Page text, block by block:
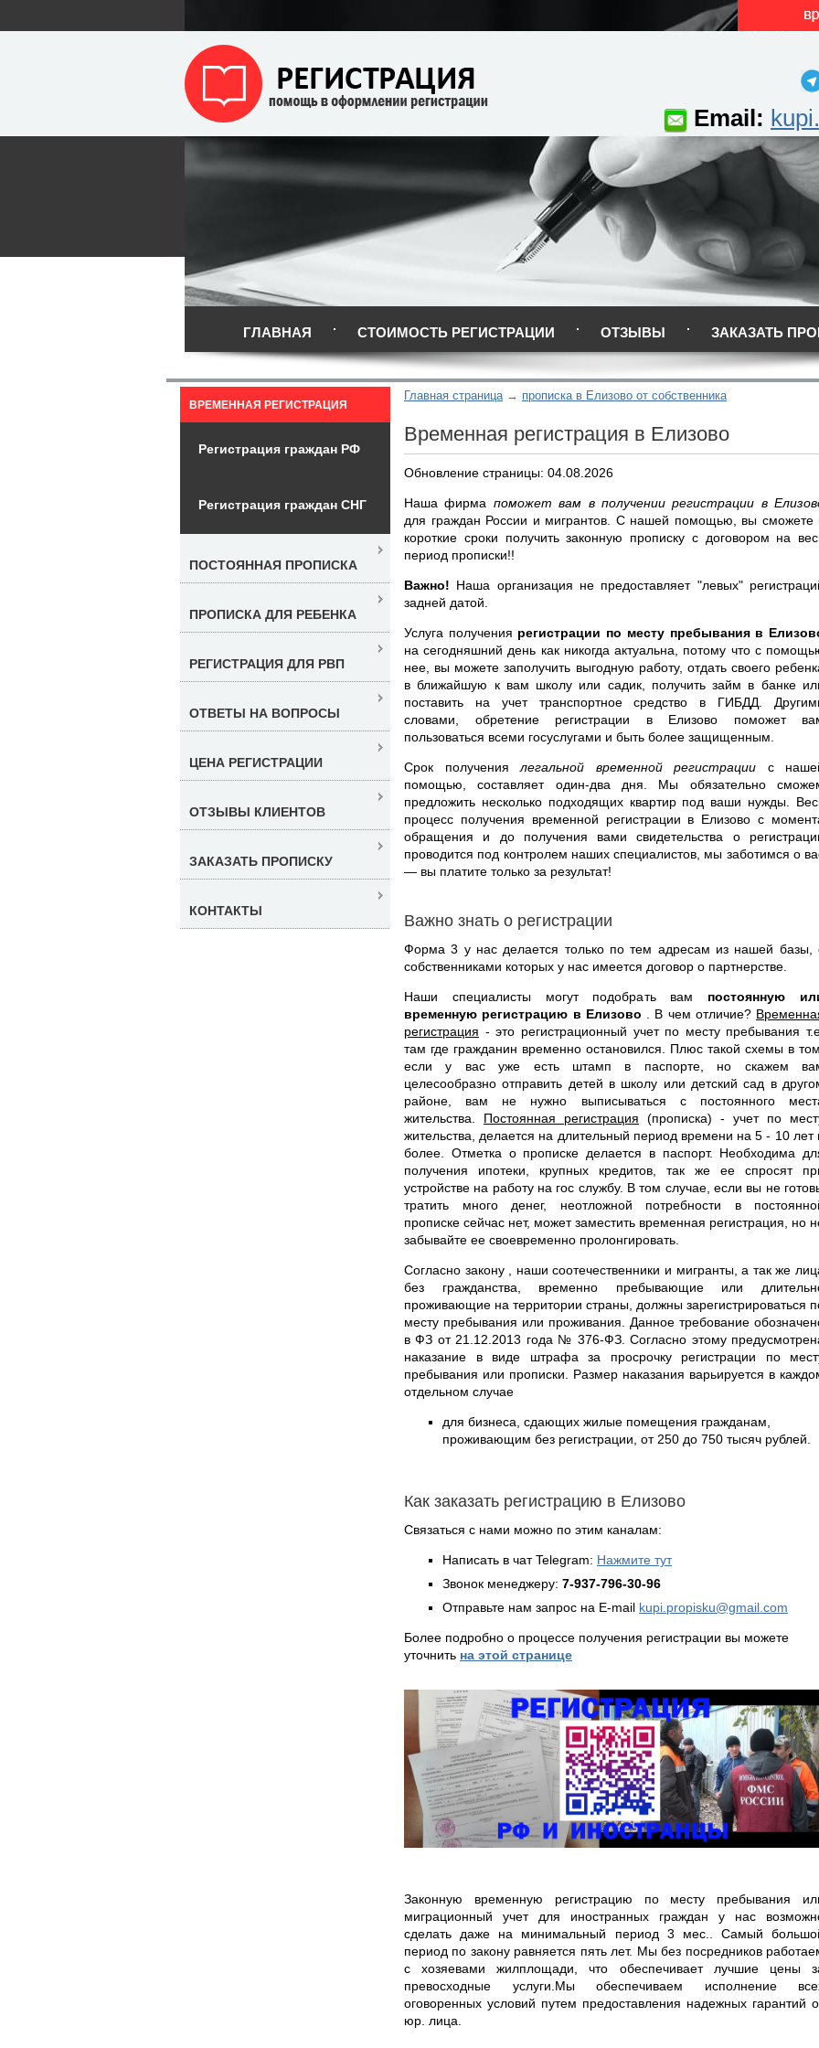
Email:
ГЛАВНАЯ СТОИМОСТЬ РЕГИСТРАЦИИ ОТЗЫВЫ ЗАКАЗАТЬ
Главная страница прописка в Елизово от собственника
Временная регистрация в Елизово
Обновление страницы: 04.08.2026
Наша фирма поможет вам в получении регистрации в
для граждан России и мигрантов. С нашей помощью, вы сможете
короткие сроки получить законную прописку с договором на
период прописки!!
Важно! Наша организация не предоставляет "левых"
задней датой.
Услуга получения регистрации по месту пребывания в
на сегодняшний день как никогда актуальна, потому что с
нее, вы можете заполучить выгодную работу, отдать своего
в ближайшую к вам школу или садик, получить займ в банке
поставить на учет транспортное средство в ГИБДД.
словами, обретение регистрации в Елизово поможет
пользоваться всеми госуслугами и быть более защищенным.
Срок получения легальной временной регистрации с
помощью, составляет один-два дня. Мы обязательно
предложить несколько подходящих квартир под ваши нужды.
процесс получения временной регистрации в Елизово с
обращения и до получения вами свидетельства о
проводится под контролем наших специалистов, мы заботимся о
— вы платите только за результат!
Важно знать о регистрации
Форма 3 у нас делается только по тем адресам из нашей базы,
собственниками которых у нас имеется договор о партнерстве.
Наши специалисты могут подобрать вам постоянную
временную регистрацию в Елизово
. В чем отличие?
регистрация - это регистрационный учет по месту пребывания
там где гражданин временно остановился. Плюс такой схемы в том,
если у вас уже есть штамп в паспорте, но скажем
целесообразно отправить детей в школу или детский сад в
районе, вам не нужно выписываться с постоянного
жительства. Постоянная регистрация (прописка) - учет по
жительства, делается на длительный период времени на 5 - 10 лет
более. Отметка о прописке делается в паспорт. Необходима
получения ипотеки, крупных кредитов, так же ее спросят
устройстве на работу на гос службу. В том случае, если вы не
тратить много денег, неотложной потребности в
прописке сейчас нет, может заместить временная регистрация, но
забывайте ее своевременно пролонгировать.
Согласно закону , наши соотечественники и мигранты, а так же
без гражданства, временно пребывающие или
проживающие на территории страны, должны зарегистрироваться
месту пребывания или проживания. Данное требование
в ФЗ от 21.12.2013 года № 376-ФЗ. Согласно этому
наказание в виде штрафа за просрочку регистрации по
пребывания или прописки. Размер наказания варьируется в
отдельном случае
для бизнеса, сдающих жилые помещения гражданам,
проживающим без регистрации, от 250 до 750 тысяч рублей.
Как заказать регистрацию в Елизово
Связаться с нами можно по этим каналам:
Написать в чат Telegram: Нажмите тут
Звонок менеджеру: 7-937-796-30-96
Отправьте нам запрос на E-mail kupi.propisku@gmail.com
Более подробно о процессе получения регистрации вы можете
уточнить на этой странице
Законную временную регистрацию по месту пребывания
миграционный учет для иностранных граждан у нас
сделать даже на минимальный период 3 мес.. Самый
период по закону равняется пять лет. Мы без посредников
с хозяевами жилплощади, что обеспечивает лучшие цены
превосходные услуги.Мы обеспечиваем исполнение
оговоренных условий путем предоставления надежных гарантий
юр. лица.
ВРЕМЕННАЯ РЕГИСТРАЦИЯ
Регистрация граждан РФ
Регистрация граждан СНГ
ПОСТОЯННАЯ ПРОПИСКА
ПРОПИСКА ДЛЯ РЕБЕНКА
РЕГИСТРАЦИЯ ДЛЯ РВП
ОТВЕТЫ НА ВОПРОСЫ
ЦЕНА РЕГИСТРАЦИИ
ОТЗЫВЫ КЛИЕНТОВ
ЗАКАЗАТЬ ПРОПИСКУ
КОНТАКТЫ